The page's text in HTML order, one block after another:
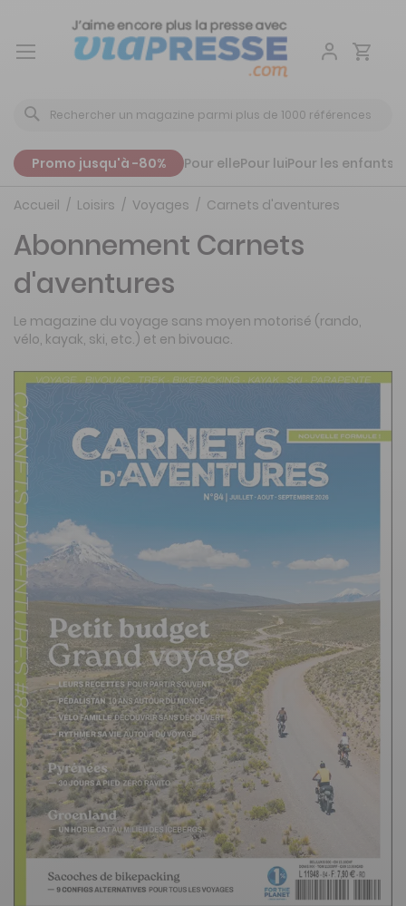
Aller
Promo jusqu'à -80% Pour ellePour luiPour les enfants
Accueil Loisirs Voyages Carnets d'aventures
Abonnement Carnets
d'aventures
Le magazine du voyage sans moyen motorisé (rando,
vélo, kayak, ski, etc.) et en bivouac.